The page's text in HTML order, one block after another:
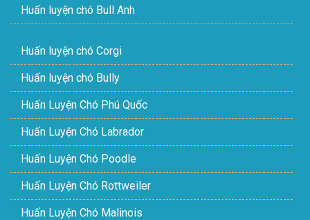
Huấn luyện chó Bull Anh
Huấn luyện chó Corgi
Huấn luyện chó Bully
Huấn Luyện Chó Phú Quốc
Huấn Luyện Chó Labrador
Huấn Luyện Chó Poodle
Huấn Luyện Chó Rottweiler
Huấn Luyện Chó Malinois